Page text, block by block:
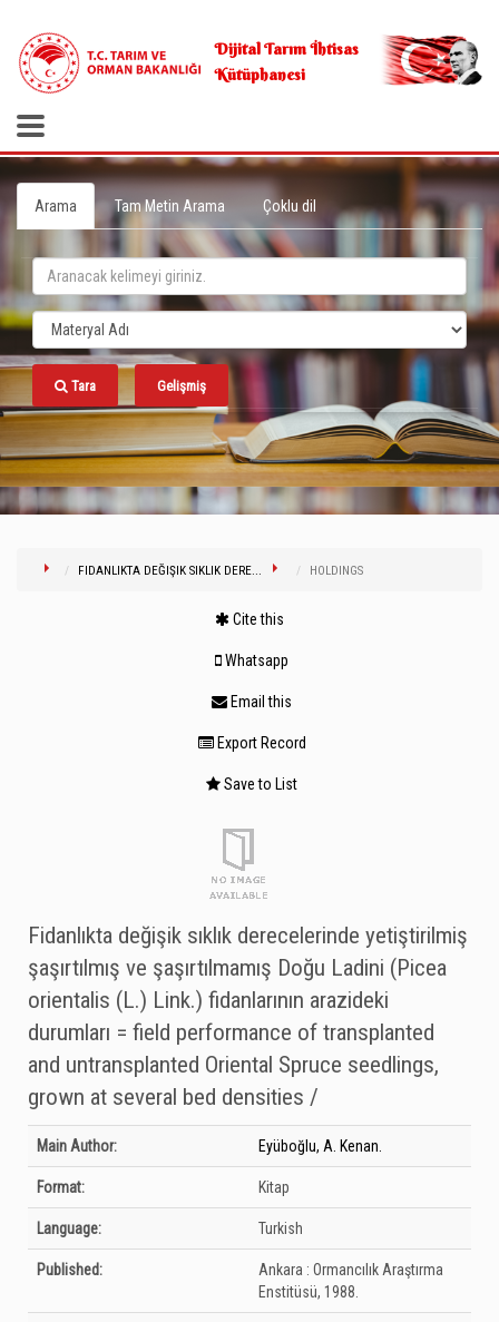
Dijital Tarım İhtisas
Kütüphanesi
Arama Tam Metin Arama Çoklu dil
Tara Gelişmiş
FIDANLIKTA DEĞIŞIK SIKLIK DERE... HOLDINGS
Cite this
Whatsapp
Email this
Export Record
Save to List
Fidanlıkta değişik sıklık derecelerinde yetiştirilmiş
şaşırtılmış ve şaşırtılmamış Doğu Ladini (Picea
orientalis (L.) Link.) fidanlarının arazideki
durumları = field performance of transplanted
and untransplanted Oriental Spruce seedlings,
grown at several bed densities /
Bibliographic Details
Main Author: Eyüboğlu, A. Kenan.
Format: Kitap
Language: Turkish
Published: Ankara : Ormancılık Araştırma
Enstitüsü, 1988.